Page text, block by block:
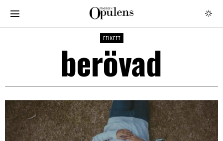
ETIKETT
berövad